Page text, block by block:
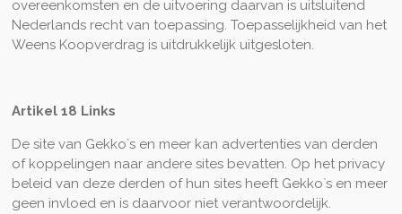
overeenkomsten en de uitvoering daarvan is uitsluitend
Nederlands recht van toepassing. Toepasselijkheid van het
Weens Koopverdrag is uitdrukkelijk uitgesloten.
Artikel 18 Links
De site van Gekko`s en meer kan advertenties van derden
of koppelingen naar andere sites bevatten. Op het privacy
beleid van deze derden of hun sites heeft Gekko`s en meer
geen invloed en is daarvoor niet verantwoordelijk.